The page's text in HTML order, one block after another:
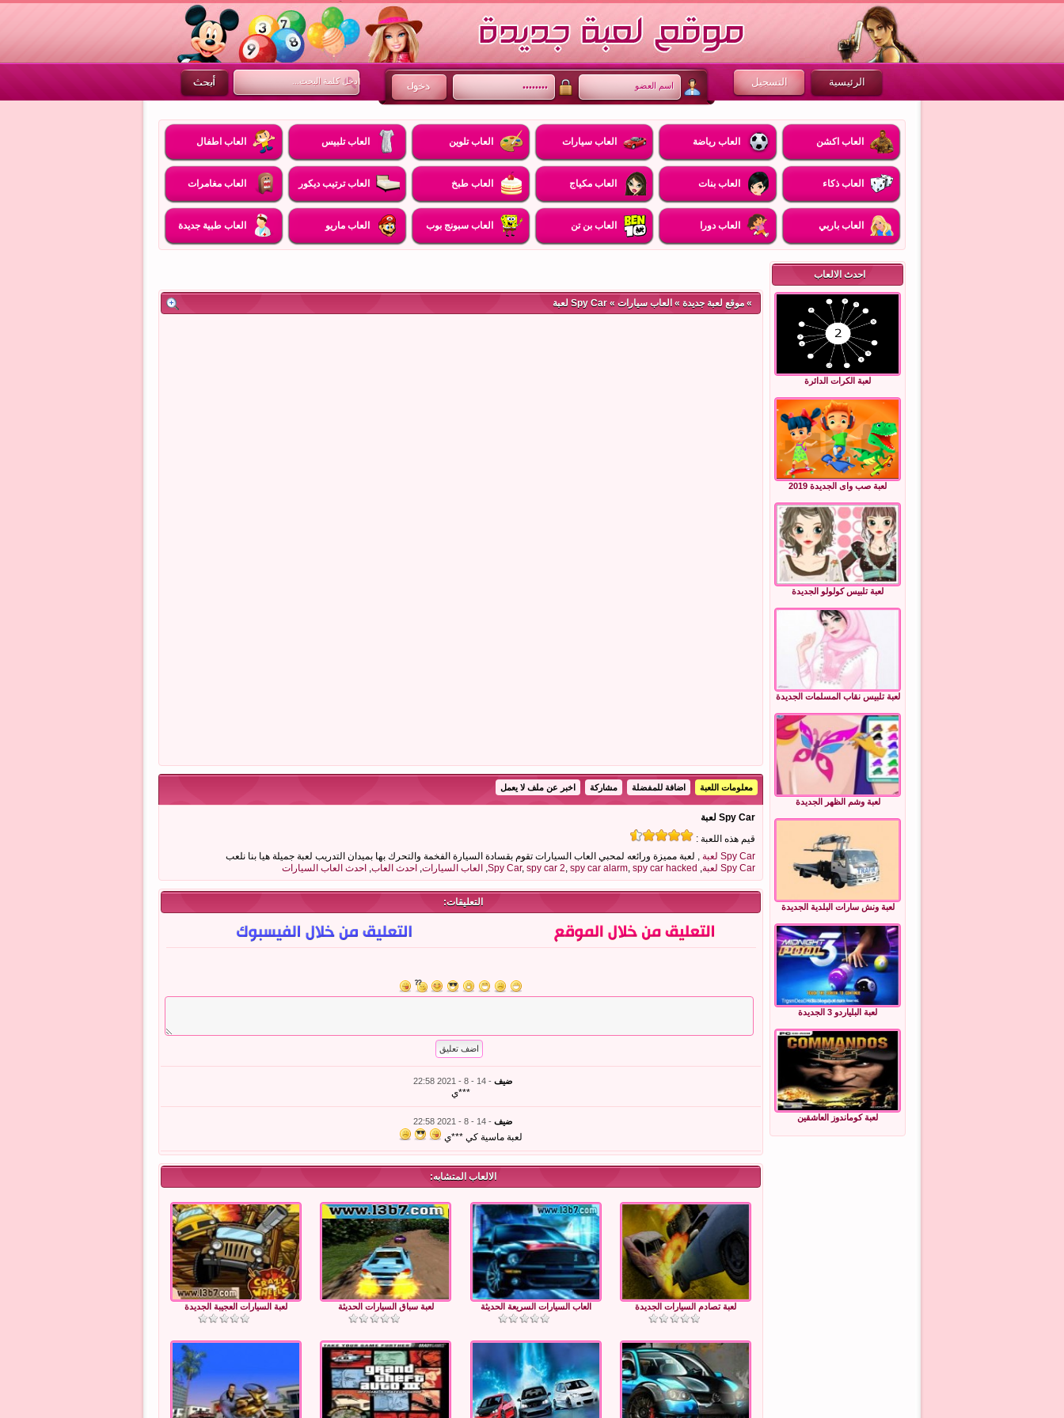
الرئيسية التسجيل
العاب اكشن العاب رياضة العاب سيارات العاب تلوين العاب تلبيس العاب اطفال
العاب ذكاء العاب بنات العاب مكياج العاب طبخ العاب ترتيب ديكور العاب مغامرات
العاب باربي العاب دورا العاب بن تن العاب سبونج بوب العاب ماريو العاب طبية جديدة
احدث الالعاب
لعبة الكرات الدائرة
لعبة صب واى الجديدة 2019
لعبة تلبيس كولولو الجديدة
لعبة تلبيس نقاب المسلمات الجديدة
لعبة وشم الظهر الجديدة
لعبة ونش سارات البلدية الجديدة
لعبة البلياردو 3 الجديدة
لعبة كوماندوز العاشقين
» موقع لعبة جديدة » العاب سيارات » Spy Car لعبة
معلومات اللعبة اضافة للمفضلة مشاركة اخبر عن ملف لا يعمل
Spy Car لعبة
قيم هذه اللعبة :
Spy Car لعبة
, لعبة مميزة ورائعه لمحبي العاب السيارات تقوم بقسادة السيارة الفخمة والتحرك بها بميدان التدريب لعبة جميلة هيا بنا نلعب
Spy Car لعبة
,
Spy Car, spy car 2, spy car alarm, spy car hacked
, العاب السيارات, احدث العاب, احدث العاب السيارات
التعليقات:
ضيف - 14 - 8 - 2021 22:58
***ي
ضيف - 14 - 8 - 2021 22:58
لعبة ماسية كي ***ي
الالعاب المتشابه:
لعبة تصادم السيارات الجديدة العاب السيارات السريعة الحديثة لعبة سباق السيارات الحديثة لعبة السيارات العجيبة الجديدة